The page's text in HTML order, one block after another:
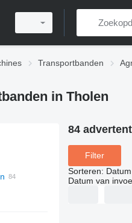
Transportbanden
in Tholen
84
Filter
Sorteren:
Datum van